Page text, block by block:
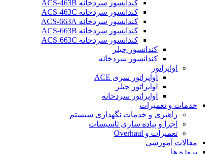
کندانسور سردخانه ACS-463B
کندانسور سردخانه ACS-463C
کندانسور سردخانه ACS-663A
کندانسور سردخانه ACS-663B
کندانسور سردخانه ACS-663C
کندانسور چیلر
کندانسور سردخانه
اواپراتور
اواپراتور سری ACE
اواپراتور چیلر
اواپراتور سردخانه
خدمات و تعمیرات
راهبری و خدمات نگهداری سیستم
اجرا و پیاده سازی تاسیسات
تعمیرات و Overhaul
مقالات آموزشی
پروژه ها